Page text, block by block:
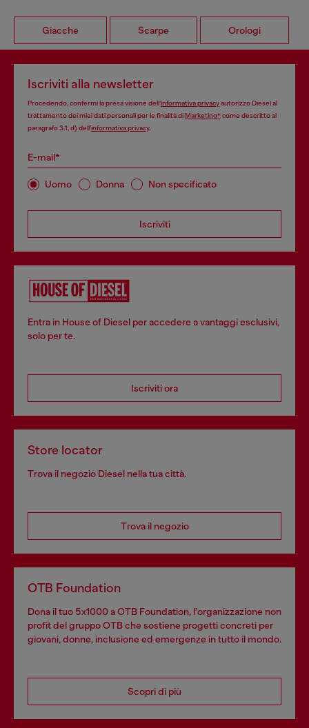
Giacche Scarpe Orologi
Iscriviti alla newsletter
Procedendo, confermi la presa visione dell’informativa privacyautorizzo Diesel al
trattamento dei miei dati personali per le finalità diMarketing*come descritto al
paragrafo 3.1, d) dell’informativa privacy.
E-mail*
Uomo Donna Non specificato
Iscriviti
Entra in House of Diesel per accedere a vantaggi esclusivi,
solo per te.
Iscriviti ora
Store locator
Trova il negozio Diesel nella tua città.
Trova il negozio
OTB Foundation
Dona il tuo 5x1000 a OTB Foundation, l’organizzazione non
profit del gruppo OTB che sostiene progetti concreti per
giovani, donne, inclusione ed emergenze in tutto il mondo.
Scopri di più